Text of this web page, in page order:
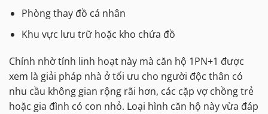
Phòng thay đồ cá nhân
Khu vực lưu trữ hoặc kho chứa đồ
Chính nhờ tính linh hoạt này mà căn hộ 1PN+1 được
xem là giải pháp nhà ở tối ưu cho người độc thân có
nhu cầu không gian rộng rãi hơn, các cặp vợ chồng trẻ
hoặc gia đình có con nhỏ. Loại hình căn hộ này vừa đáp